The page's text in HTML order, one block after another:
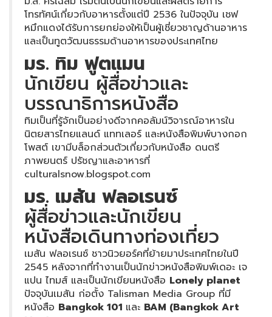
โทรทัศน์เกี่ยวกับอาหารตั้งแต่ปี 2536 ในปัจจุบัน เชฟ
หมึกแดงได้รับการยกย่องให้เป็นผู้เชี่ยวชาญด้านอาหาร
และเป็นทูตวัฒนธรรมด้านอาหารของประเทศไทย
มร. ทิม ฟูตแมน
นักเขียน ผู้สื่อข่าวและ
บรรณาธิการหนังสือ
ทิมเป็นที่รู้จักเป็นอย่างดีจากคอลัมน์วิจารณ์อาหารใน
นิตยสารไทยแลนด์ แททเลอร์ และหนังสือพิมพ์บางกอก
โพสต์ เขามีบล็อกส่วนตัวเกี่ยวกับหนังสือ ดนตรี
ภาพยนตร์ ปรัชญาและอาหารที่
culturalsnow.blogspot.com
มร. เมสัน ฟลอเรนซ์
ผู้สื่อข่าวและนักเขียน
หนังสือเดินทางท่องเที่ยว
เมสัน ฟลอเรนซ์ ชาวนิวยอร์คที่ย้ายมาประเทศไทยในปี
2545 หลังจากที่ทำงานเป็นนักข่าวหนังสือพิมพ์เดอะ เจ
แปน ไทมส์ และเป็นนักเขียนหนังสือ Lonely planet
ปัจจุบันเมสัน ก่อตั้ง Talisman Media Group ที่มี
หนังสือ Bangkok 101 และ BAM (Bangkok Art